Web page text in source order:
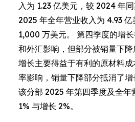
入为 1.23 亿美元，较 2024 年
2025 年全年营业收入为 4.93
1,000 万美元。 第四季度的增
和外汇影响，但部分被销量下
增长主要得益于有利的原材料
率影响，销量下降部分抵消了增
该分部 2025 年第四季度及全年
1% 与增长 2%。